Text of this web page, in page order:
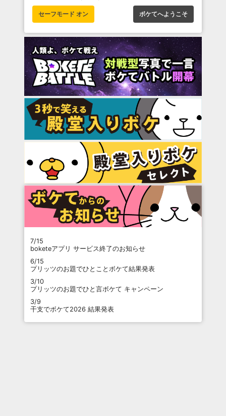
セーフモード オン ボケてへようこそ
7/15
boketeアプリ サービス終了のお知らせ
6/15
プリッツのお題でひとことボケて結果発表
3/10
プリッツのお題でひと言ボケて キャンペーン
3/9
干支でボケて2026 結果発表